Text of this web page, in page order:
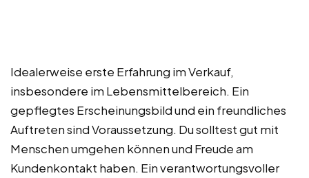
Idealerweise erste Erfahrung im Verkauf,
insbesondere im Lebensmittelbereich. Ein
gepflegtes Erscheinungsbild und ein freundliches
Auftreten sind Voraussetzung. Du solltest gut mit
Menschen umgehen können und Freude am
Kundenkontakt haben. Ein verantwortungsvoller